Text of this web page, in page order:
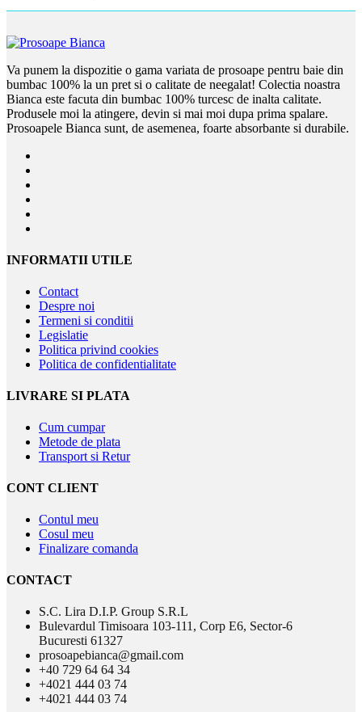
Va punem la dispozitie o gama variata de prosoape pentru baie din
bumbac 100% la un pret si o calitate de neegalat! Colectia noastra
Bianca este facuta din bumbac 100% turcesc de inalta calitate.
Produsele moi la atingere, devin si mai moi dupa prima spalare.
Prosoapele Bianca sunt, de asemenea, foarte absorbante si durabile.
INFORMATII UTILE
Contact
Despre noi
Termeni si conditii
Legislatie
Politica privind cookies
Politica de confidentialitate
LIVRARE SI PLATA
Cum cumpar
Metode de plata
Transport si Retur
CONT CLIENT
Contul meu
Cosul meu
Finalizare comanda
CONTACT
S.C. Lira D.I.P. Group S.R.L
Bulevardul Timisoara 103-111, Corp E6, Sector-6
Bucuresti 61327
prosoapebianca@gmail.com
+40 729 64 64 34
+4021 444 03 74
+4021 444 03 74